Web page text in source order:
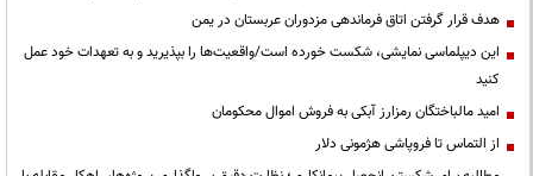
هدف قرار گرفتن اتاق‌ فرماندهی مزدوران عربستان در یمن
این دیپلماسی نمایشی، شکست خورده است/واقعیت‌ها را بپذیرید و به تعهدات خود عمل
کنید
امید مالباختگان رمزارز آبکی به فروش اموال محکومان
از التماس تا فروپاشی هژمونی دلار